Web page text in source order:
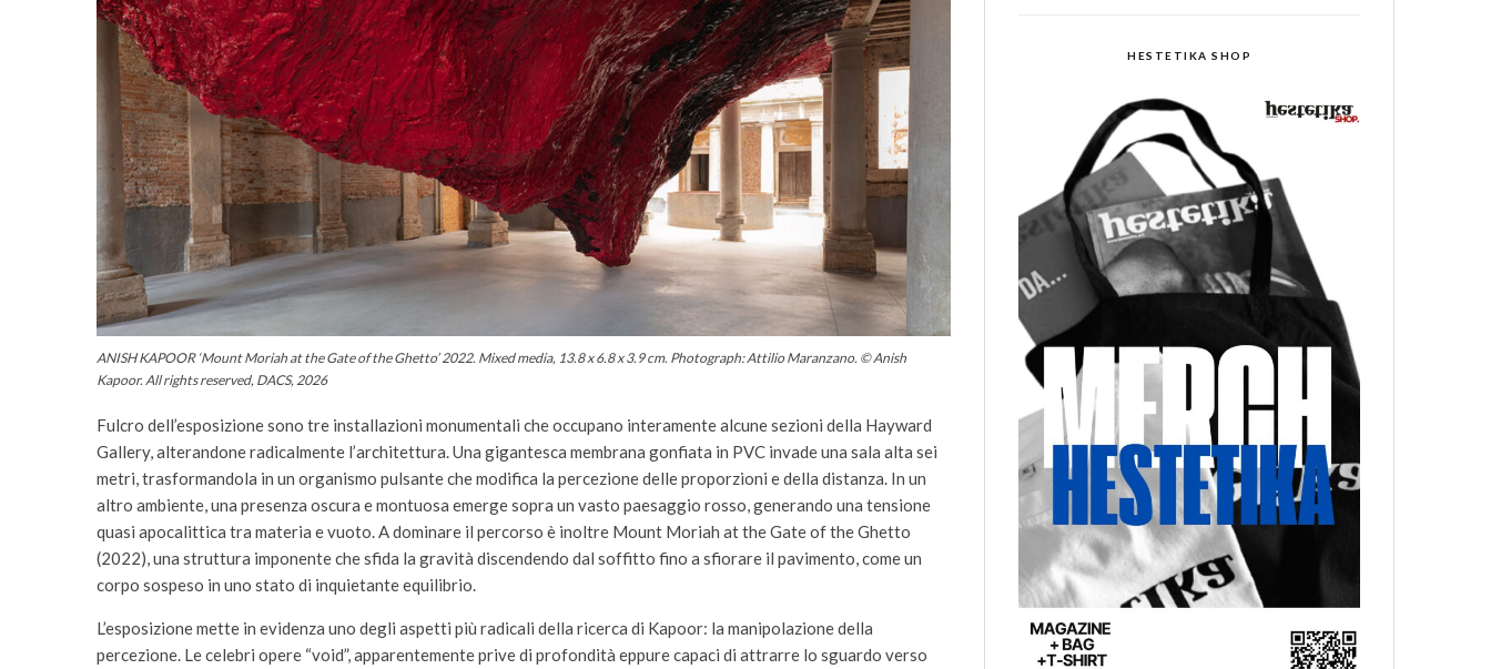
ANISH KAPOOR ‘Mount Moriah at the Gate of the Ghetto’ 2022. Mixed media, 13.8 x 6.8 x 3.9 cm. Photograph: Attilio Maranzano. © Anish
Kapoor. All rights reserved, DACS, 2026
Fulcro dell’esposizione sono tre installazioni monumentali che occupano interamente alcune sezioni della Hayward
Gallery, alterandone radicalmente l’architettura. Una gigantesca membrana gonfiata in PVC invade una sala alta sei
metri, trasformandola in un organismo pulsante che modifica la percezione delle proporzioni e della distanza. In un
altro ambiente, una presenza oscura e montuosa emerge sopra un vasto paesaggio rosso, generando una tensione
quasi apocalittica tra materia e vuoto. A dominare il percorso è inoltre Mount Moriah at the Gate of the Ghetto
(2022), una struttura imponente che sfida la gravità discendendo dal soffitto fino a sfiorare il pavimento, come un
corpo sospeso in uno stato di inquietante equilibrio.
L’esposizione mette in evidenza uno degli aspetti più radicali della ricerca di Kapoor: la manipolazione della
percezione. Le celebri opere “void”, apparentemente prive di profondità eppure capaci di attrarre lo sguardo verso
HESTETIKA SHOP